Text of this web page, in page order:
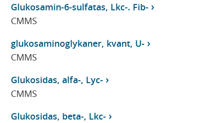
Glukosamin-6-sulfatas, Lkc-. Fib-
CMMS
glukosaminoglykaner, kvant, U-
CMMS
Glukosidas, alfa-, Lyc-
CMMS
Glukosidas, beta-, Lkc-